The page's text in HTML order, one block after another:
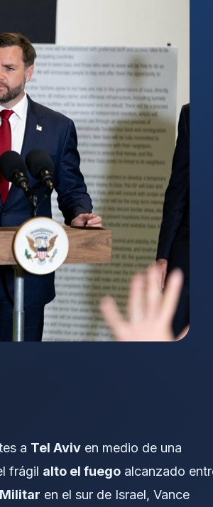
a Tel Aviv en medio de una
frágil alto el fuego alcanzado
en el sur de Israel, Vance